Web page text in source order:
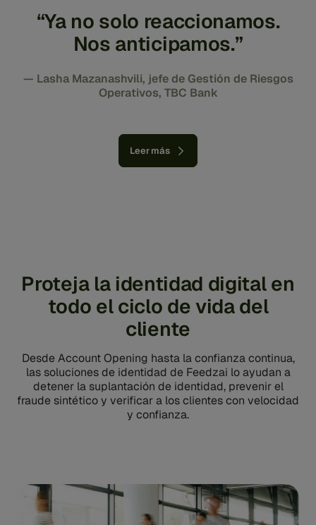
“Ya no solo reaccionamos.
Nos anticipamos.”
— Lasha Mazanashvili, jefe de Gestión de Riesgos
Operativos, TBC Bank
Leer más
Proteja la identidad digital en
todo el ciclo de vida del
cliente
Desde Account Opening hasta la confianza continua,
las soluciones de identidad de Feedzai lo ayudan a
detener la suplantación de identidad, prevenir el
fraude sintético y verificar a los clientes con velocidad
y confianza.